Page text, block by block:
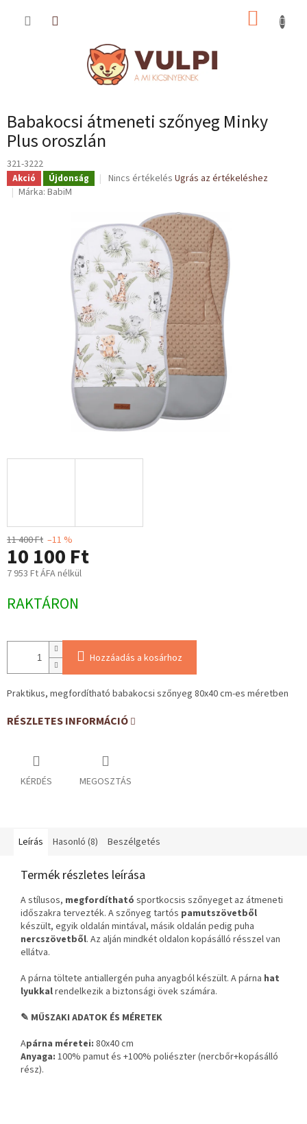
KOSÁR
Babakocsi átmeneti szőnyeg Minky
Plus oroszlán
321-3222
Akció Újdonság
A
értékelése
5-
ből
0,0
csillag.
Nincs értékelés Ugrás az értékeléshez
Márka: BabiM
11 400 Ft –11 %
10 100 Ft
7 953 Ft ÁFA nélkül
Egységár:
RAKTÁRON
Hozzáadás a kosárhoz
Praktikus, megfordítható babakocsi szőnyeg 80x40 cm-es méretben
RÉSZLETES INFORMÁCIÓ
KÉRDÉS MEGOSZTÁS
Leírás Hasonló (8) Beszélgetés
Termék részletes leírása
A stílusos, megfordítható sportkocsis szőnyeget az átmeneti
időszakra tervezték. A szőnyeg tartós pamutszövetből
készült, egyik oldalán mintával, másik oldalán pedig puha
nercszövetből. Az alján mindkét oldalon kopásálló résszel van
ellátva.
A párna töltete antiallergén puha anyagból készült. A párna hat
lyukkalrendelkezik a biztonsági övek számára.
✎ MŰSZAKI ADATOK ÉS MÉRETEK
Apárna méretei: 80x40 cm
Anyaga: 100% pamut és +100% poliészter (nercbőr+kopásálló
rész).